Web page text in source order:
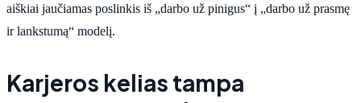
aiškiai jaučiamas poslinkis iš „darbo už pinigus“ į „darbo už prasmę
ir lankstumą“ modelį.
Karjeros kelias tampa